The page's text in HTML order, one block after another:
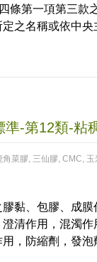
條第一項第三款
之名稱或依中央
-第12類-粘
角菜膠, 三仙膠, CMC, 玉
黏、包膠、成
清作用，混濁作
，防縮劑，發泡